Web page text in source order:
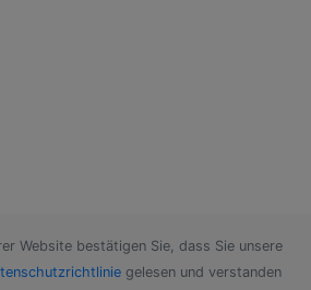
Website bestätigen Sie, dass Sie unsere
gelesen und verstanden